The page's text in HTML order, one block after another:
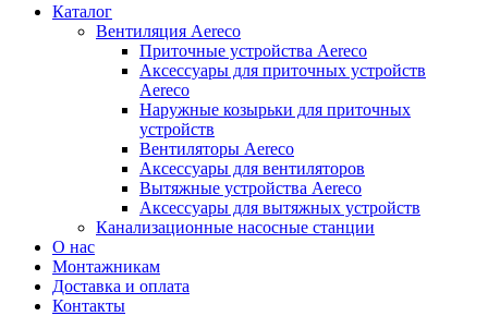
Каталог
Вентиляция Aereco
Приточные устройства Aereco
Аксессуары для приточных устройств
Aereco
Наружные козырьки для приточных
устройств
Вентиляторы Aereco
Аксессуары для вентиляторов
Вытяжные устройства Aereco
Аксессуары для вытяжных устройств
Канализационные насосные станции
О нас
Монтажникам
Доставка и оплата
Контакты